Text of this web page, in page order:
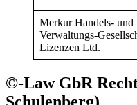
Merkur Handels- und
Verwaltungs-
Lizenzen Ltd.
©-Law GbR